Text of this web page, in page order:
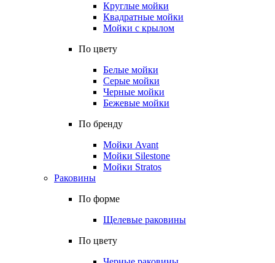
Круглые мойки
Квадратные мойки
Мойки с крылом
По цвету
Белые мойки
Серые мойки
Черные мойки
Бежевые мойки
По бренду
Мойки Avant
Мойки Silestone
Мойки Stratos
Раковины
По форме
Щелевые раковины
По цвету